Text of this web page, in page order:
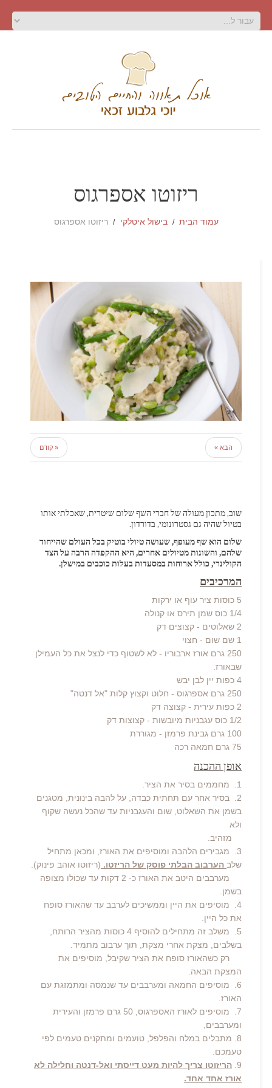
ריזוטו אספרגוס
עמוד הבית בישול איטלקי ריזוטו אספרגוס
« קודם הבא »
שוב, מתכון מעולה של חברי השף שלום שיטרית, שאכלתי אותו
בטיול שהיה גם גסטרונומי, בדורדון.
שלום הוא שף מעופף, שעושה טיולי בוטיק בכל העולם שהייחוד
שלהם, והשונות מטיולים אחרים, היא ההקפדה הרבה על הצד
הקולינרי, כולל ארוחות במסעדות בעלות כוכבים במישלן.
המרכיבים
5 כוסות ציר עוף או ירקות
1/4 כוס שמן תירס או קנולה
2 שאלוטים - קצוצים דק
1 שם שום - חצוי
250 גרם אורז ארבוריו - לא לשטוף כדי לנצל את כל העמילן
שבאורז.
4 כפות יין לבן יבש
250 גרם אספרגוס - חלוט וקצוץ קלות "אל דנטה"
2 כפות עירית - קצוצה דק
1/2 כוס עגבניות מיובשות - קצוצות דק
100 גרם גבינת פרמזן - מגוררת
75 גרם חמאה רכה
אופן ההכנה
1. מחממים בסיר את הציר.
2. בסיר אחר עם תחתית כבדה, על להבה בינונית, מטגנים
בשמן את השאלוט, שום והעגבניות עד שהכל נעשה שקוף
ולא
מזהיב.
3. מגבירים הלהבה ומוסיפים את האורז, ומכאן מתחיל
שלב הערבוב הבלתי פוסק של הריזטו. (ריזוטו אוהב פינוק).
מערבבים היטב את האורז כ- 2 דקות עד שכולו מצופה
בשמן.
4. מוסיפים את היין וממשיכים לערבב עד שהאורז סופח
את כל היין.
5. משלב זה מתחילים להוסיף 4 כוסות מהציר הרותח,
בשלבים, מצקת אחרי מצקת, תוך ערבוב מתמיד.
רק כשהאורז סופח את הציר שקיבל, מוסיפים את
המצקת הבאה.
6. מוסיפים החמאה ומערבבים עד שנמסה ומתמזגת עם
האורז.
7. מוסיפים לאורז האספרגוס, 50 גרם פרמזן והעירית
ומערבבים,
8. מתבלים במלח והפלפל, טועמים ומתקנים טעמים לפי
טעמכם.
9. הריזוטו צריך להיות מעט דייסתי ואל-דנטה וחלילה לא
אורז אחד אחד.